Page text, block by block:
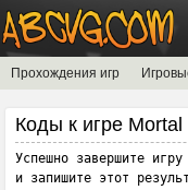
Прохождения игр
Коды к игре
Успешно завершите
и запишите этот